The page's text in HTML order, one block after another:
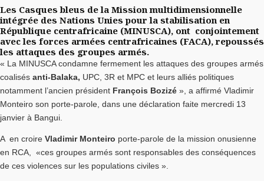
Les Casques bleus de la Mission multidimensionnelle
intégrée des Nations Unies pour la stabilisation en
République centrafricaine (MINUSCA), ont conjointement
avec les forces armées centrafricaines (FACA), repoussés
les attaques des groupes armés.
« La MINUSCA condamne fermement les attaques des groupes armés
coalisés anti-Balaka, UPC, 3R et MPC et leurs alliés politiques
notamment l’ancien président François Bozizé », a affirmé Vladimir
Monteiro son porte-parole, dans une déclaration faite mercredi 13
janvier à Bangui.
A en croire Vladimir Monteiro porte-parole de la mission onusienne
en RCA, «ces groupes armés sont responsables des conséquences
de ces violences sur les populations civiles ».